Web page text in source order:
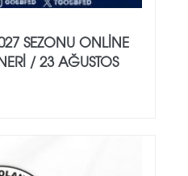
SEZONU ONLİNE
/ 23 AĞUSTOS